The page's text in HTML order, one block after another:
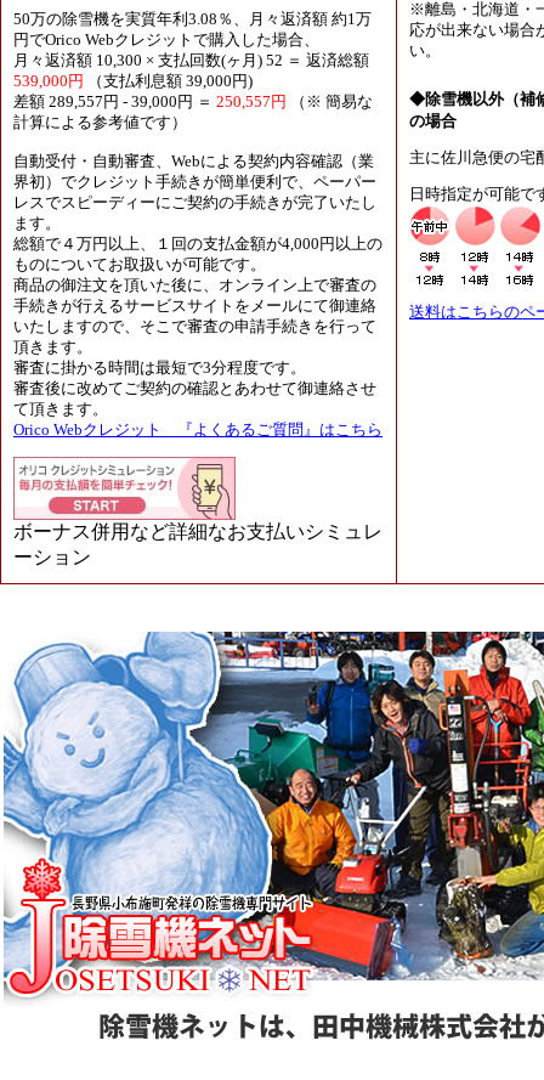
50万の除雪機を実質年利3.08％、月々返済額 約1万
円でOrico Webクレジットで購入した場合、
月々返済額 10,300 × 支払回数(ヶ月) 52 ＝ 返済総額
539,000円
（支払利息額 39,000円)
差額 289,557円 - 39,000円 ＝ 250,557円
（※ 簡易な
計算による参考値です）
自動受付・自動審査、Webによる契約内容確認（業
界初）でクレジット手続きが簡単便利で、ペーパー
レスでスピーディーにご契約の手続きが完了いたし
ます。
総額で４万円以上、１回の支払金額が4,000円以上の
ものについてお取扱いが可能です。
商品の御注文を頂いた後に、オンライン上で審査の
手続きが行えるサービスサイトをメールにて御連絡
いたしますので、そこで審査の申請手続きを行って
頂きます。
審査に掛かる時間は最短で3分程度です。
審査後に改めてご契約の確認とあわせて御連絡させ
て頂きます。
Orico Webクレジット 『よくあるご質問』はこちら
ボーナス併用など詳細なお支払いシミュレ
ーション
※離島・北海道・
応が出来ない場合
い。
◆除雪機以外（補
の場合
主に佐川急便の宅
日時指定が可能で
送料はこちらのペ